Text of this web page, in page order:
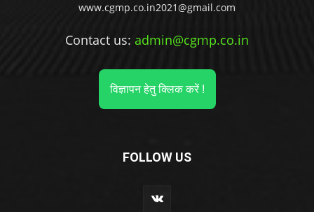
www.cgmp.co.in2021@gmail.com
Contact us: admin@cgmp.co.in
विज्ञापन हेतु क्लिक करें !
FOLLOW US